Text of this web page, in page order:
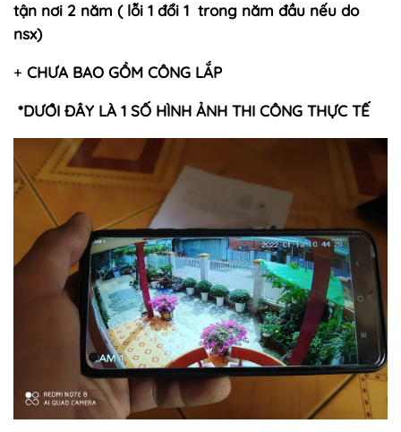
tận nơi 2 năm ( lỗi 1 đổi 1 trong năm đầu nếu do
nsx)
+ CHƯA BAO GỒM CÔNG LẮP
*DƯỚI ĐÂY LÀ 1 SỐ HÌNH ẢNH THI CÔNG THỰC TẾ